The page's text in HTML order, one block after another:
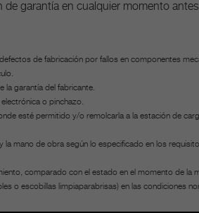
garantía en cualquier momento
de fabricación por fallos en componentes
la garantía del fabricante.
o pinchazo.
esté permitido y/o remolcarla a la estación de
mano de obra según lo especificado en los
comparado con el estado en el momento de la
o escobillas limpiaparabrisas) en las condiciones